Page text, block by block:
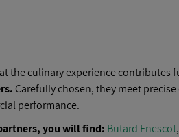
the culinary experience contributes
Carefully chosen, they meet
performance.
you will find: Butard Enescot,